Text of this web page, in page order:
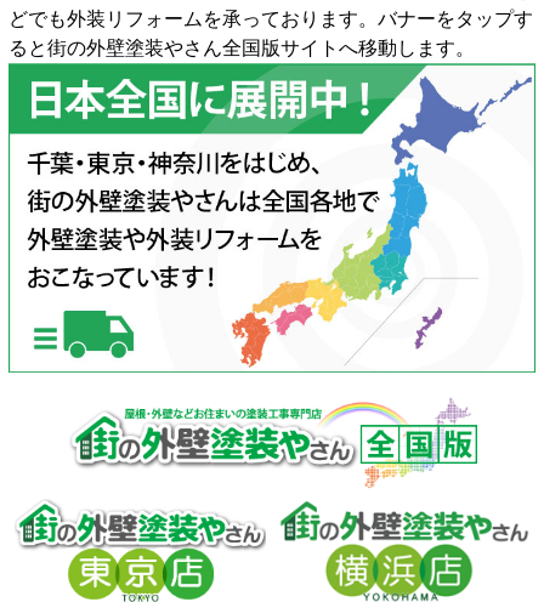
どでも外装リフォームを承っております。バナーをタップす
ると街の外壁塗装やさん全国版サイトへ移動します。